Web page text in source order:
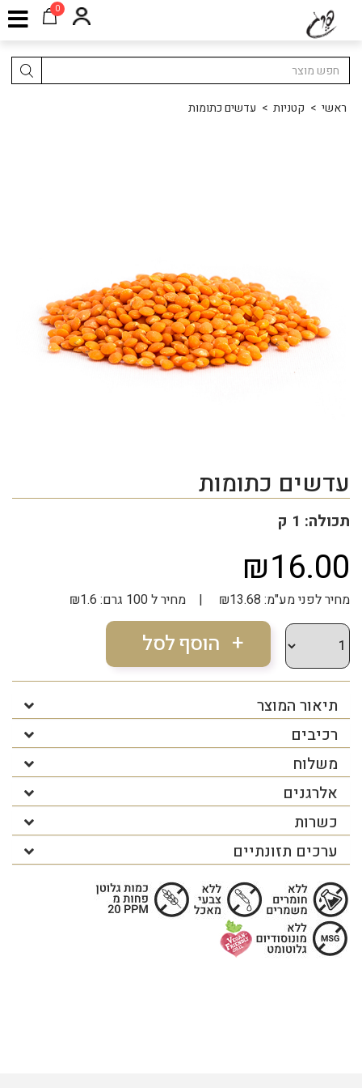
0
ראשי > קטניות > עדשים כתומות
עדשים כתומות
תכולה: 1 ק
₪16.00
מחיר לפני מע"מ: ₪13.68 | מחיר ל 100 גרם: ₪1.6
תיאור המוצר
רכיבים
משלוח
אלרגנים
כשרות
ערכים תזונתיים